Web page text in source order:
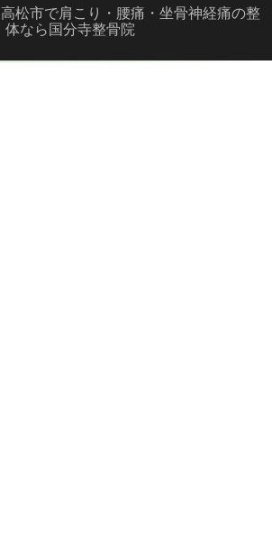
高松市で肩こり・腰痛・坐骨神経痛の整
体なら国分寺整骨院